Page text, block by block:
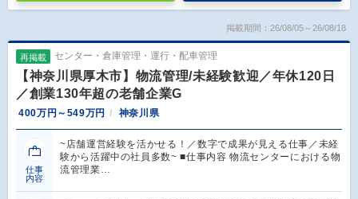
掲載期間：26/08/05～26/08/18
再掲載 センター・倉庫管理・運行・配車管理
【神奈川県厚木市】物流管理/未経験歓迎／年休120日
／創業130年超の老舗企業G
400万円～549万円 神奈川県
仕事
内容
~店舗運営経験を活かせる！／数字で成果が見える仕事／未経
験から活躍中の社員多数~ ■仕事内容 物流センターにおける物
流管理業…